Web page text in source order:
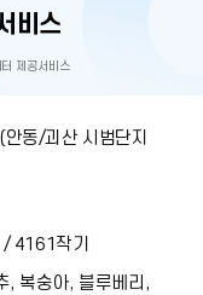
비스
제공서비스
동/괴산 시범단지
4161작기
, 복숭아, 블루베리,